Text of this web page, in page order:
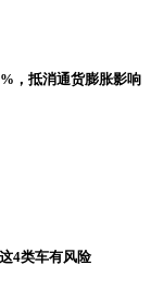
，抵消通货膨胀影响
4类车有风险